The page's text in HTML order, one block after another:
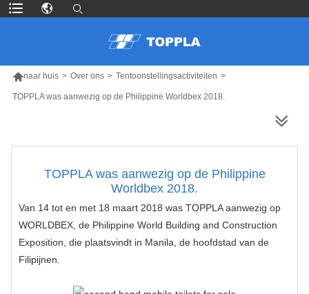
naar huis > Over ons > Tentoonstellingsactiviteiten >
TOPPLA was aanwezig op de Philippine Worldbex 2018.
TOPPLA was aanwezig op de Philippine
Worldbex 2018.
Van 14 tot en met 18 maart 2018 was TOPPLA aanwezig op
WORLDBEX, de Philippine World Building and Construction
Exposition, die plaatsvindt in Manila, de hoofdstad van de
Filipijnen.